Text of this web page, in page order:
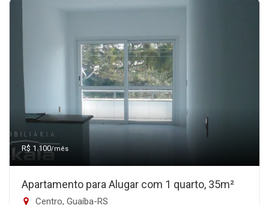
R$ 1.100/mês
Apartamento para Alugar com 1 quarto, 35m²
Centro, Guaíba-RS